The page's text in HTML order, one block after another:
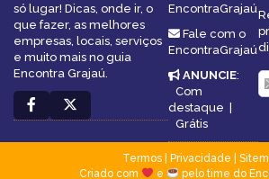
só lugar! Dicas, onde ir, o
que fazer, as melhores
empresas, locais, serviços
e muito mais no guia
Encontra Grajaú.
EncontraGrajaú
Fale com o
EncontraGrajaú
ANUNCIE:
Com
destaque
Grátis
Termos| Privacidade
Criado com
e pelo time do